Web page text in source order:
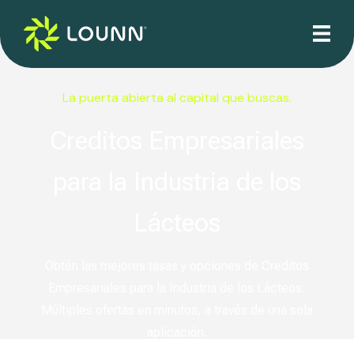
La puerta abierta al capital que buscas.